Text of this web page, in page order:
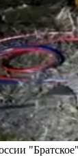
"Братское"